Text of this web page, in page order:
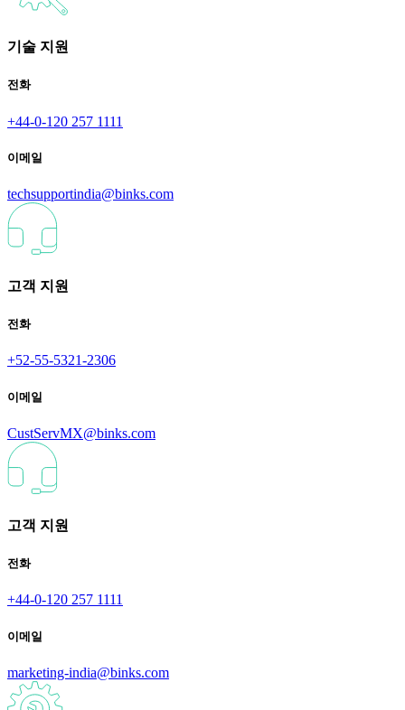
기술 지원
전화
+44-0-120 257 1111
이메일
techsupportindia@binks.com
고객 지원
전화
+52-55-5321-2306
이메일
CustServMX@binks.com
고객 지원
전화
+44-0-120 257 1111
이메일
marketing-india@binks.com